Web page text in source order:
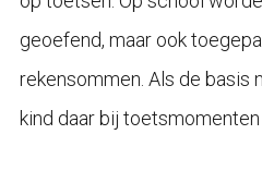
geoefend, maar ook
rekensommen. Als de basis
kind daar bij